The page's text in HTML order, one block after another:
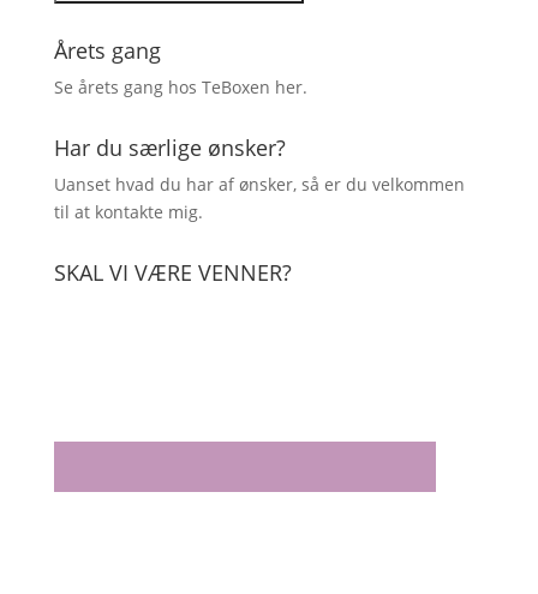
Årets gang
Se årets gang hos TeBoxen her.
Har du særlige ønsker?
Uanset hvad du har af ønsker, så er du velkommen
til at kontakte mig.
SKAL VI VÆRE VENNER?